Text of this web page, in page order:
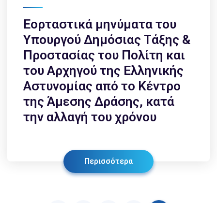
Εορταστικά μηνύματα του
Υπουργού Δημόσιας Τάξης &
Προστασίας του Πολίτη και
του Αρχηγού της Ελληνικής
Αστυνομίας από το Κέντρο
της Άμεσης Δράσης, κατά
την αλλαγή του χρόνου
Περισσότερα